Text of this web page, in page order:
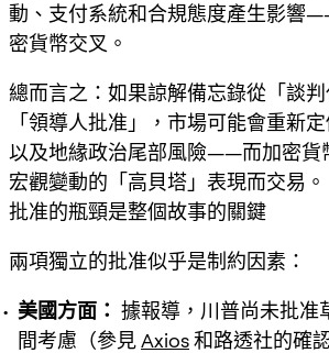
動、支付系統和合規態度產生影響
密貨幣交叉。
總而言之：如果諒解備忘錄從「談
「領導人批准」，市場可能會重新
以及地緣政治尾部風險——而加密貨
宏觀變動的「高貝塔」表現而交易。
批准的瓶頸是整個故事的關鍵
兩項獨立的批准似乎是制約因素：
美國方面： 據報導，川普尚未批准
間考慮（參見Axios和路透社的確